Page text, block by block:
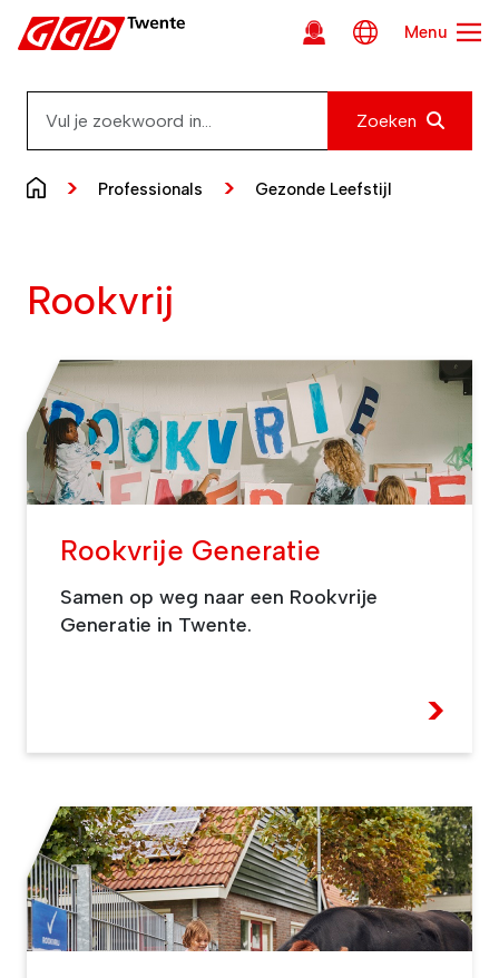
Ga direct naar inhoud
Menu
Professionals Gezonde Leefstijl
Zoeken
Zoeken
Rookvrij
Rookvrije Generatie
Samen op weg naar een Rookvrije
Generatie in Twente.
>